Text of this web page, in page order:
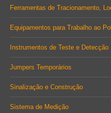
Ferramentas de Tracionamento,
Equipamentos para Trabalho ao
Instrumentos de Teste e Detecção
Jumpers Temporários
Sinalização e Construção
Sistema de Medição